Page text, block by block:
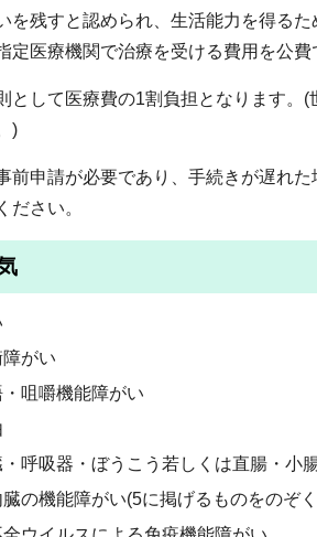
を残すと認められ、生活能力を得る
定医療機関で治療を受ける費用を公費
として医療費の1割負担となります。
)
前申請が必要であり、手続きが遅れ
ださい。
がい
咀嚼機能障がい
呼吸器・ぼうこう若しくは直腸・小
の機能障がい(5に掲げるものをのぞ